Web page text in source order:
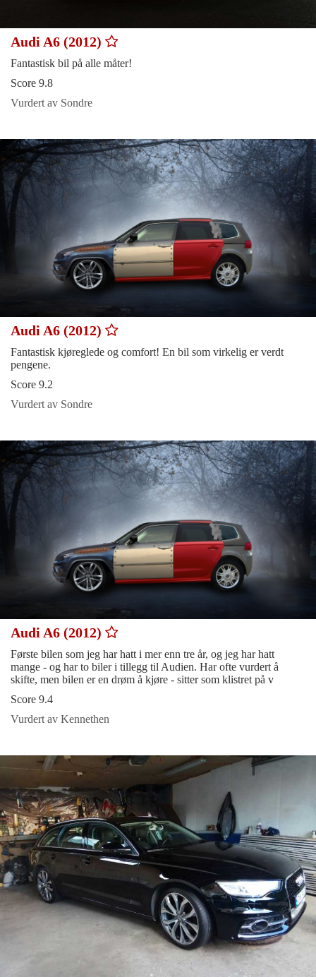
Audi A6 (2012)
Fantastisk bil på alle måter!
Score 9.8
Vurdert av Sondre
Audi A6 (2012)
Fantastisk kjøreglede og comfort! En bil som virkelig er verdt
pengene.
Score 9.2
Vurdert av Sondre
Audi A6 (2012)
Første bilen som jeg har hatt i mer enn tre år, og jeg har hatt
mange - og har to biler i tillegg til Audien. Har ofte vurdert å
skifte, men bilen er en drøm å kjøre - sitter som klistret på v
Score 9.4
Vurdert av Kennethen